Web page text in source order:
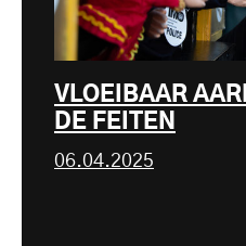
VLOEIBAAR
DE FEITEN
06.04.2025